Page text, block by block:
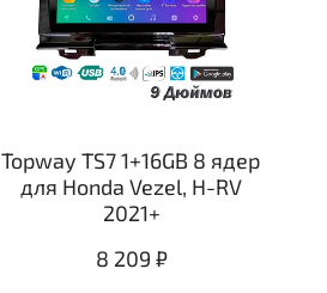
Topway TS7 1+16GB 8 ядер
для Honda Vezel, H-RV
2021+
8 209 ₽